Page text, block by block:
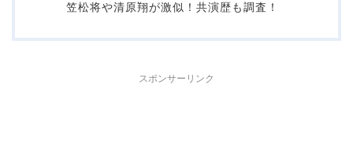
笠松将や清原翔が激似！共演歴も調査！
スポンサーリンク